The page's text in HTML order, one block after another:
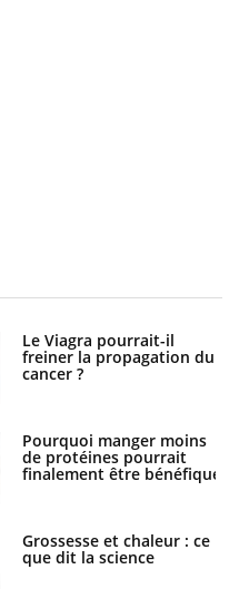
Le Viagra pourrait-il
freiner la propagation du
cancer ?
Pourquoi manger moins
de protéines pourrait
finalement être bénéfique
Grossesse et chaleur : ce
que dit la science